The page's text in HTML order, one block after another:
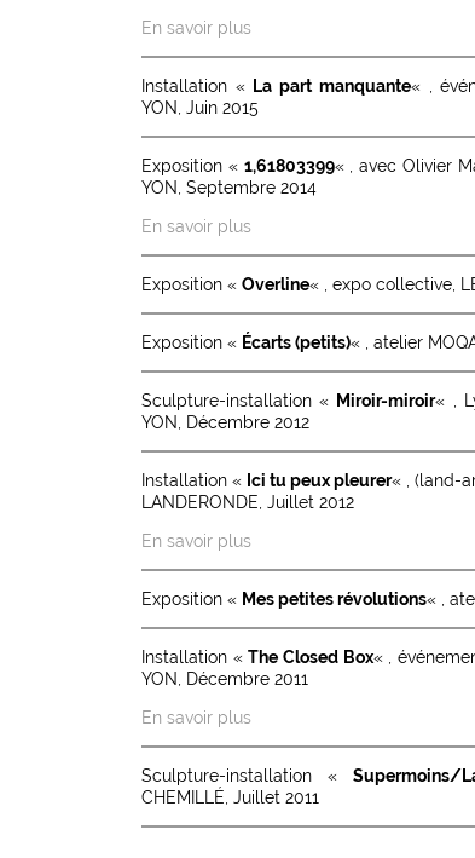
En savoir plus
Installation « La part manquante« ,
YON, Juin 2015
Exposition « 1,61803399« , avec Olivier
YON, Septembre 2014
En savoir plus
Exposition « Overline« , expo collective,
Exposition « Écarts (petits)« , atelier
Sculpture-installation « Miroir-miroir« ,
YON, Décembre 2012
Installation « Ici tu peux pleurer« , (land-
LANDERONDE, Juillet 2012
En savoir plus
Exposition « Mes petites révolutions« ,
Installation «The Closed Box« ,
YON, Décembre 2011
En savoir plus
Sculpture-installation « Supermoins/
CHEMILLÉ, Juillet 2011